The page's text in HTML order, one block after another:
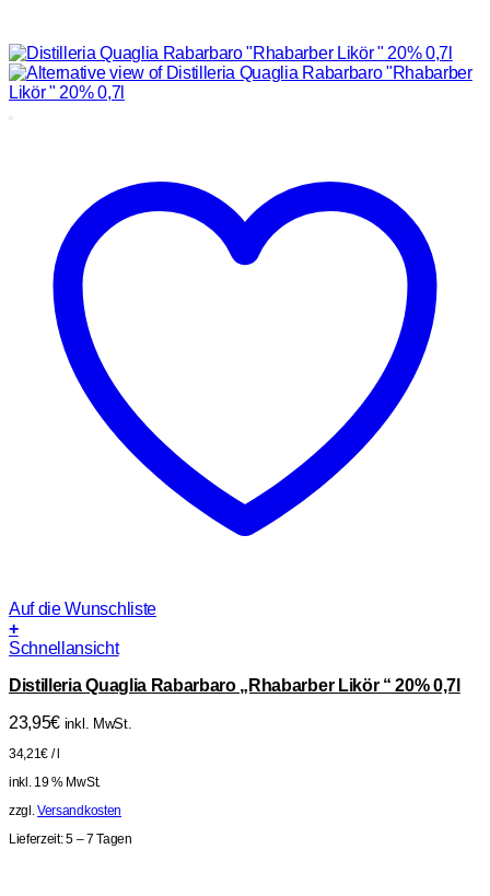
Auf die Wunschliste
+
Schnellansicht
Distilleria Quaglia Rabarbaro „Rhabarber Likör “ 20% 0,7l
23,95€ inkl. MwSt.
34,21€ /l
inkl. 19 % MwSt.
zzgl.Versandkosten
Lieferzeit:5 – 7 Tagen